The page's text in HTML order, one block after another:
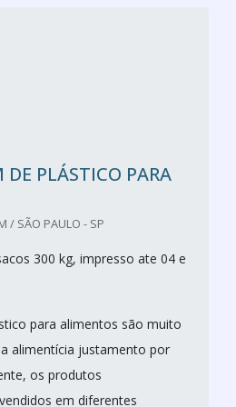
DE PLÁSTICO PARA
/ SÃO PAULO - SP
300 kg, impresso ate 04 e
para alimentos são muito
alimentícia justamento por
os produtos
em diferentes